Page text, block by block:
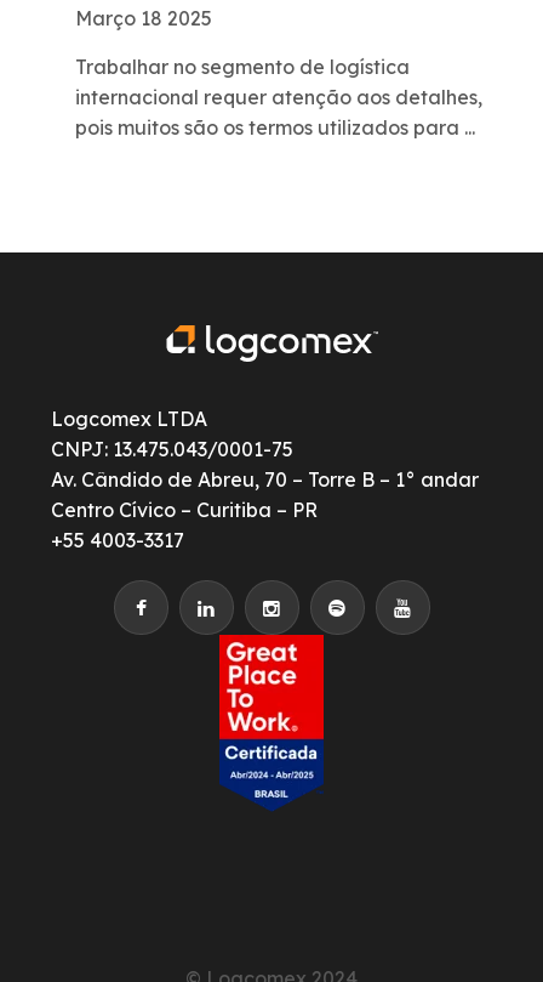
Março 18 2025
Trabalhar no segmento de logística
internacional requer atenção aos detalhes,
pois muitos são os termos utilizados para ...
Logcomex LTDA
CNPJ: 13.475.043/0001-75
Av. Cândido de Abreu, 70 – Torre B – 1° andar
Centro Cívico – Curitiba – PR
+55 4003-3317